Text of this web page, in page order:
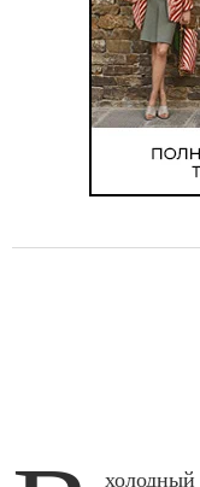
холодный